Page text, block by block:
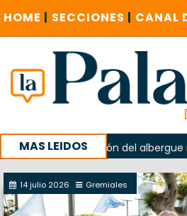
HOME | SECCIONES | CANAL
MAS LEIDOS
la explosión del albergue
con un encuentro provincial
14 julio 2026 Gremiales